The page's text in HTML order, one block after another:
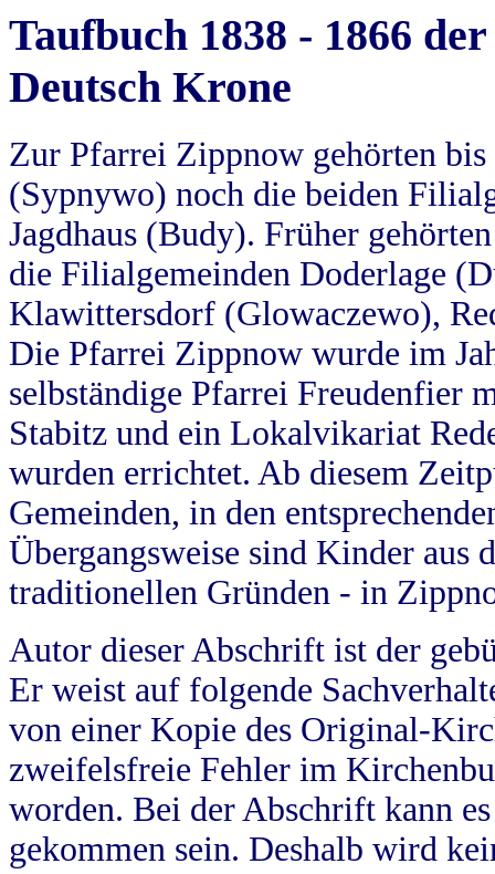
Taufbuch 1838 - 1866
Deutsch Krone
Zur Pfarrei Zippnow gehörten
(Sypnywo) noch die beiden
Jagdhaus (Budy). Früher
die Filialgemeinden Doderlage
Klawittersdorf (Glowaczewo),
Die Pfarrei Zippnow wurde im
selbständige Pfarrei Freudenfier
Stabitz und ein Lokalvikariat
wurden errichtet. Ab diesem
Gemeinden, in den
Übergangsweise sind Kinder aus
traditionellen Gründen - in
Autor dieser Abschrift ist der
Er weist auf folgende
von einer Kopie des Original-
zweifelsfreie Fehler im
worden. Bei der Abschrift kann
gekommen sein. Deshalb wird